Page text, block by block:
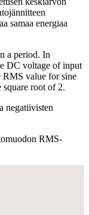
samaa energiaa
a period. In
DC voltage of input
RMS value for sine
square root of 2.
negatiivisten
RMS-